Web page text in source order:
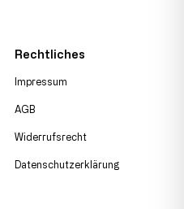
Rechtliches
Impressum
AGB
Widerrufsrecht
Datenschutzerklärung